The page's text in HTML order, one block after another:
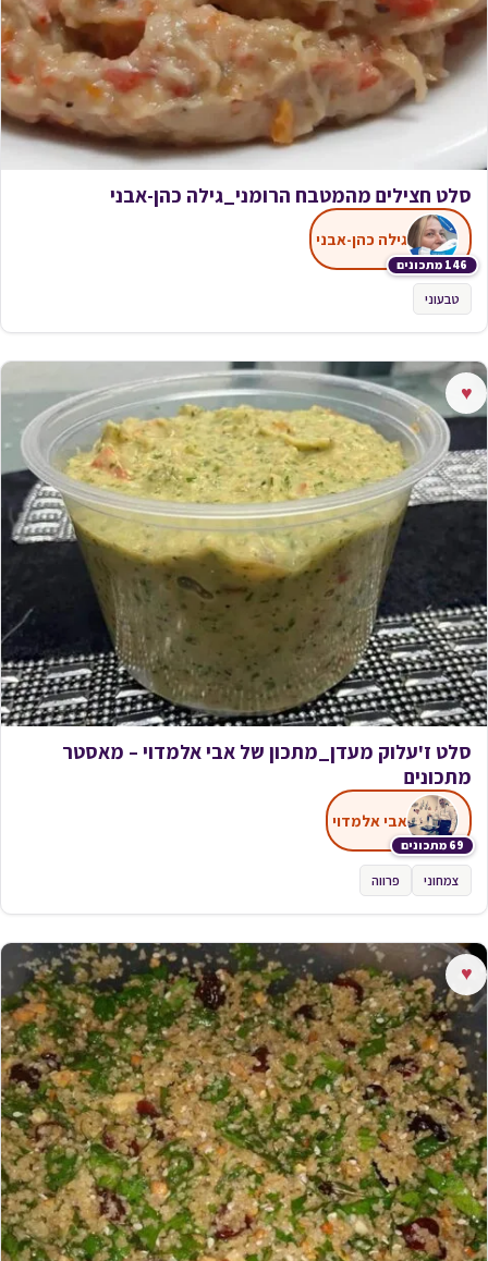
סלט חצילים מהמטבח הרומני_גילה כהן-אבני
146 מתכונים
גילה כהן-אבני
טבעוני
♥
סלט ז'עלוק מעדן_מתכון של אבי אלמדוי – מאסטר
מתכונים
69 מתכונים
אבי אלמדוי
צמחוני פרווה
♥